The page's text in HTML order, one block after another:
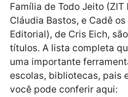
Família de Todo Jeito (ZIT
Cláudia Bastos, e Cadê
Editorial), de Cris Eich,
títulos. A lista completa
uma importante
escolas, bibliotecas, pais
você pode conferir aqui: